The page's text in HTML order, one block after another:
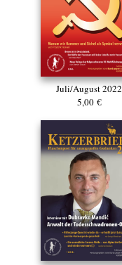
Juli/August 2022
5,00 €